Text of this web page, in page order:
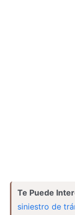
Te Puede
siniestro de